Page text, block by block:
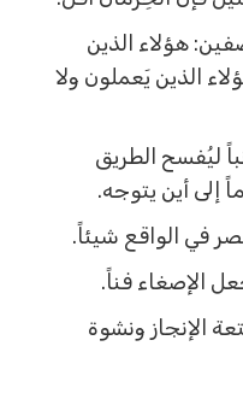
هؤلاء الذين
الذين يَعملون ولا
ليُفسح الطريق
إلى أين يتوجه.
في الواقع شيئاً.
الإصغاء فناً.
الإنجاز ونشوة